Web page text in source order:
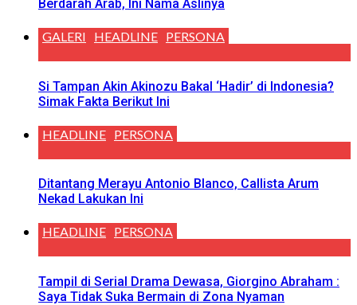
Berdarah Arab, Ini Nama Aslinya
GALERI HEADLINE PERSONA
Si Tampan Akin Akinozu Bakal ‘Hadir’ di Indonesia?
Simak Fakta Berikut Ini
HEADLINE PERSONA
Ditantang Merayu Antonio Blanco, Callista Arum
Nekad Lakukan Ini
HEADLINE PERSONA
Tampil di Serial Drama Dewasa, Giorgino Abraham :
Saya Tidak Suka Bermain di Zona Nyaman